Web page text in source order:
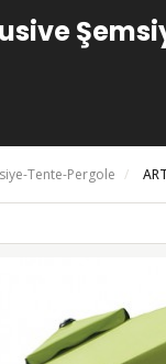
Tente-Pergole /